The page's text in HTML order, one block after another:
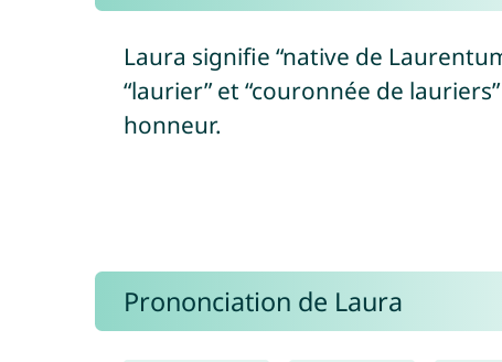
Laura signifie “native de
“laurier” et “couronnée de
honneur.
Prononciation de Laura